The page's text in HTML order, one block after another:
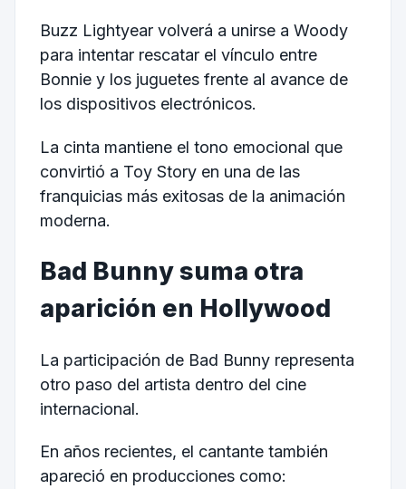
Buzz Lightyear volverá a unirse a Woody
para intentar rescatar el vínculo entre
Bonnie y los juguetes frente al avance de
los dispositivos electrónicos.
La cinta mantiene el tono emocional que
convirtió a Toy Story en una de las
franquicias más exitosas de la animación
moderna.
Bad Bunny suma otra
aparición en Hollywood
La participación de Bad Bunny representa
otro paso del artista dentro del cine
internacional.
En años recientes, el cantante también
apareció en producciones como: